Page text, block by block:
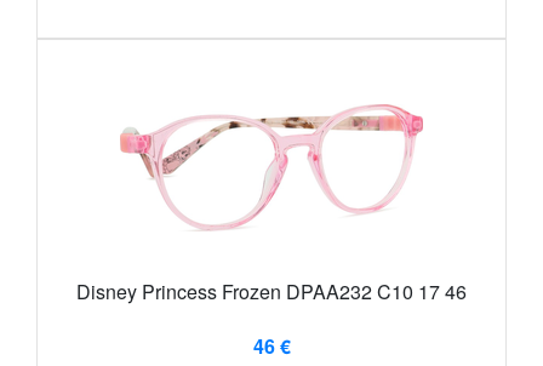
Disney Princess Frozen DPAA232 C10 17 46
46 €